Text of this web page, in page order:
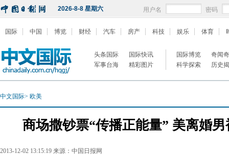
2026-8-8 星期六 用户名 密码
国际 中国 博览 财经 汽车 房产 科技 娱乐 体育
头条国际
国际快讯
军事台海
精彩图片
国际博览
奇闻
科学探索
历史
中文国际> 欧美
商场撒钞票“传播正能量” 美离婚
2013-12-02 13:15:19 来源：中国日报网